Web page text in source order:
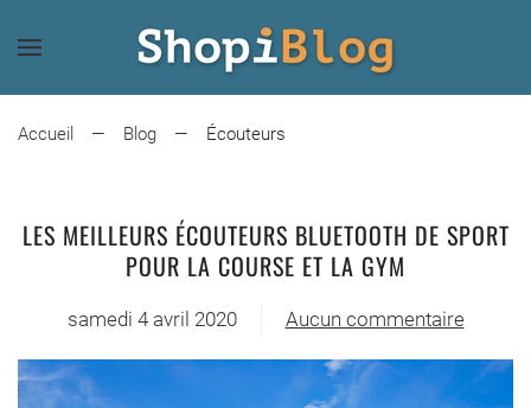
to
main
Accueil Blog Écouteurs
LES MEILLEURS ÉCOUTEURS BLUETOOTH DE SPORT
POUR LA COURSE ET LA GYM
samedi 4 avril 2020 Aucun commentaire
sur
Les
meilleurs